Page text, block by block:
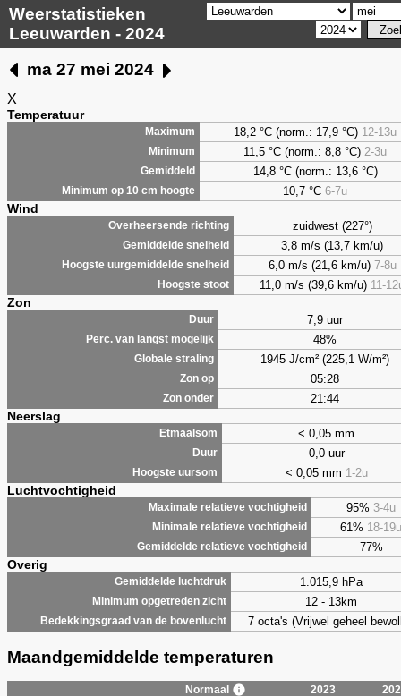
Weerstatistieken
Leeuwarden - 2024
ma 27 mei 2024
X
Temperatuur
Maximum 18,2 °C (norm.: 17,9 °C) 12-13u
Minimum 11,5 °C (norm.: 8,8 °C) 2-3u
Gemiddeld 14,8 °C (norm.: 13,6 °C)
Minimum op 10 cm hoogte 10,7 °C 6-7u
Wind
Overheersende richting zuidwest (227°)
Gemiddelde snelheid 3,8 m/s (13,7 km/u)
Hoogste uurgemiddelde snelheid 6,0 m/s (21,6 km/u) 7-8u
Hoogste stoot 11,0 m/s (39,6 km/u) 11-
Zon
Duur 7,9 uur
Perc. van langst mogelijk 48%
Globale straling 1945 J/cm² (225,1 W/m²)
Zon op 05:28
Zon onder 21:44
Neerslag
Etmaalsom < 0,05 mm
Duur 0,0 uur
Hoogste uursom < 0,05 mm 1-2u
Luchtvochtigheid
Maximale relatieve vochtigheid 95% 3-4u
Minimale relatieve vochtigheid 61% 18-19u
Gemiddelde relatieve vochtigheid 77%
Overig
Gemiddelde luchtdruk 1.015,9 hPa
Minimum opgetreden zicht 12 - 13km
Bedekkingsgraad van de bovenlucht 7 octa's (Vrijwel geheel
Maandgemiddelde temperaturen
Normaal 2023